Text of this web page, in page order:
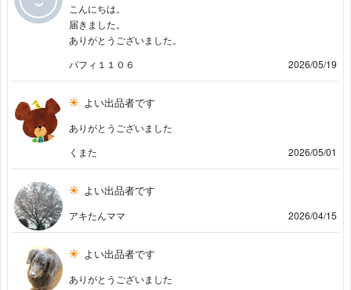
こんにちは。
届きました。
ありがとうございました。
パフィ１１０６
2026/05/19
よい出品者です
ありがとうございました
くまた
2026/05/01
よい出品者です
アキたんママ 2026/04/15
よい出品者です
ありがとうございました